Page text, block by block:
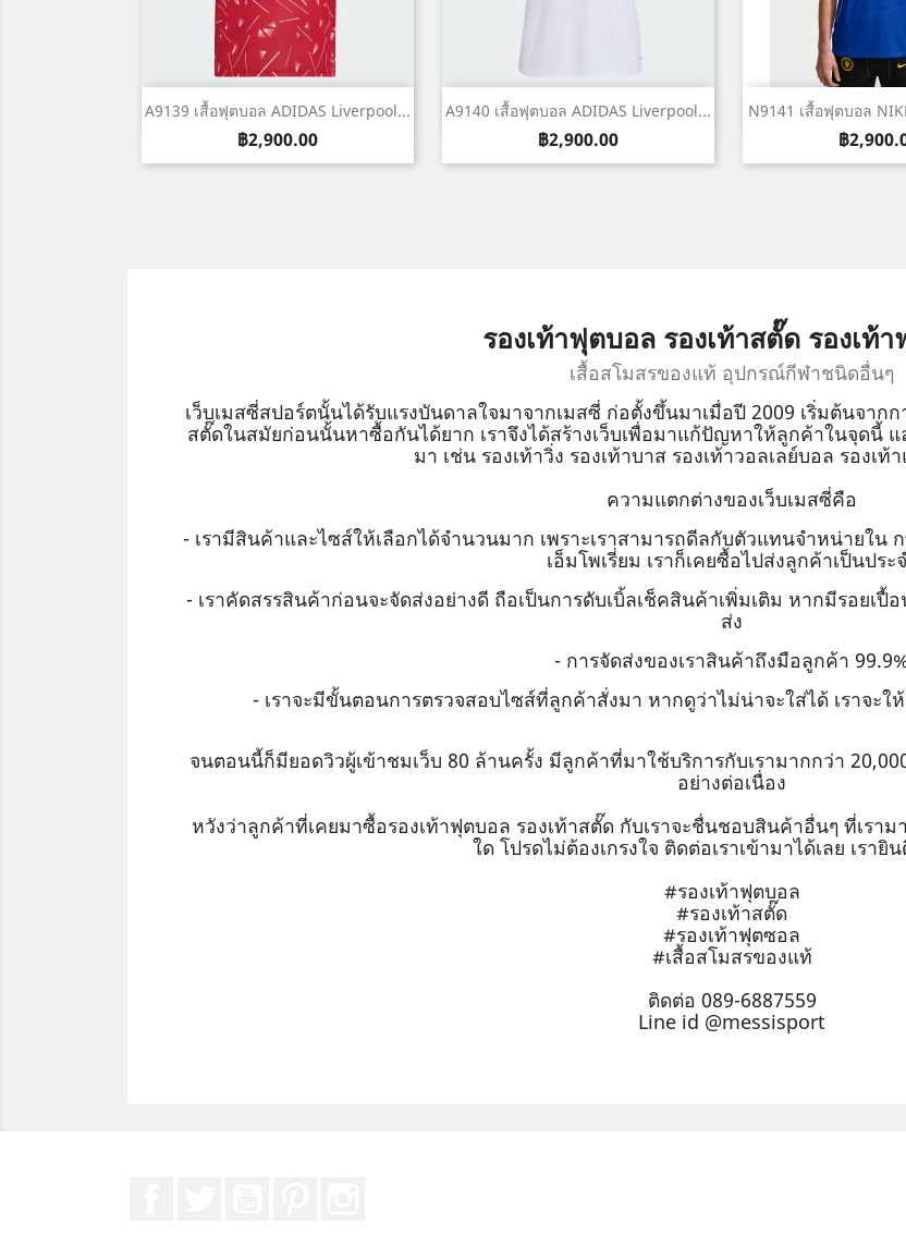
A9139 เสื้อฟุตบอล ADIDAS Liverpool...
ราคา
฿2,900.00
เปิดหน้าต่างย่อ A9140 เสื้อฟุตบอล ADIDAS Liverpool...
ราคา
฿2,900.00
เปิดหน้าต่างย่อ N9141 เสื้อฟุตบอล
ราคา
฿
เปิดหน้า
รองเท้าฟุตบอล รองเท้าสตั๊ด รองเท้
เสื้อสโมสรของแท้ อุปกรณ์กีฬาชนิดอื่นๆ
เว็บเมสซี่สปอร์ตนั้นได้รับแรงบันดาลใจมาจากเมสซี่ ก่อตั้งขึ้นมาเมื่อปี 2009 เริ่มต้นจาก
สตั๊ดในสมัยก่อนนั้นหาซื้อกันได้ยาก เราจึงได้สร้างเว็บเพื่อมาแก้ปัญหาให้ลูกค้าในจุดนี้
มา เช่น รองเท้าวิ่ง รองเท้าบาส รองเท้าวอลเลย์บอล รองเ
ความแตกต่างของเว็บเมสซี่คือ
- เรามีสินค้าและไซส์ให้เลือกได้จำนวนมาก เพราะเราสามารถดีลกับตัวแทนจำหน่ายใ
เอ็มโพเรี่ยม เราก็เคยซื้อไปส่งลูกค้าเป็นประ
- เราคัดสรรสินค้าก่อนจะจัดส่งอย่างดี ถือเป็นการดับเบิ้ลเช็คสินค้าเพิ่มเติม หากมีรอยเปื้
ส่ง
- การจัดส่งของเราสินค้าถึงมือลูกค้า
- เราจะมีขั้นตอนการตรวจสอบไซส์ที่ลูกค้าสั่งมา หากดูว่าไม่น่าจะใส่ได้ เราจะ
จนตอนนี้ก็มียอดวิวผู้เข้าชมเว็บ 80 ล้านครั้ง มีลูกค้าที่มาใช้บริการกับเรามากกว่า
อย่างต่อเนื่อง
หวังว่าลูกค้าที่เคยมาซื้อรองเท้าฟุตบอล รองเท้าสตั๊ด กับเราจะชื่นชอบสินค้าอื่นๆ ที่เรา
ใด โปรดไม่ต้องเกรงใจ ติดต่อเราเข้ามาได้เลย เรายิ
#รองเท้าฟุตบอล
#รองเท้าสตั๊ด
#รองเท้าฟุตซอล
#เสื้อสโมสรของแท้
ติดต่อ 089-6887559
Line id @messisport